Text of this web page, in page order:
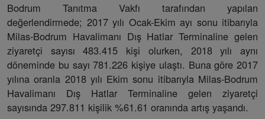
Bodrum Tanıtma Vakfı tarafından yapılan
değerlendirmede; 2017 yılı Ocak-Ekim ayı sonu itibarıyla
Milas-Bodrum Havalimanı Dış Hatlar Terminaline gelen
ziyaretçi sayısı 483.415 kişi olurken, 2018 yılı aynı
döneminde bu sayı 781.226 kişiye ulaştı. Buna göre 2017
yılına oranla 2018 yılı Ekim sonu itibarıyla Milas-Bodrum
Havalimanı Dış Hatlar Terminaline gelen ziyaretçi
sayısında 297.811 kişilik %61.61 oranında artış yaşandı.